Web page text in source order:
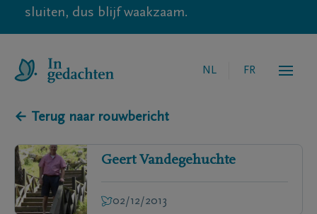
sluiten, dus blijf waakzaam.
NL FR
← Terug naar rouwbericht
Geert Vandegehuchte
02/12/2013